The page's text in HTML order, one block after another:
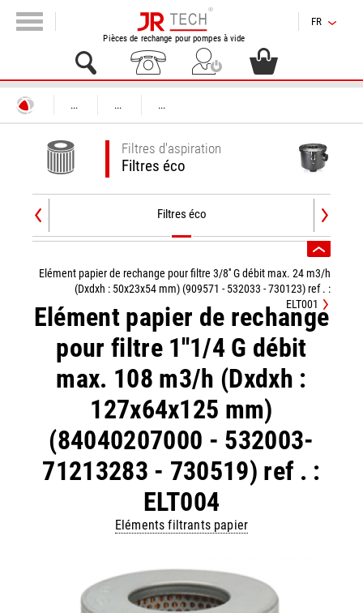
Pièces de rechange pour pompes à vide
FR
... ... ...
Filtres d'aspiration
Filtres éco
Filtres éco
Elément papier de rechange
pour filtre 1''1/4 G débit
max. 108 m3/h (Dxdxh :
127x64x125 mm)
(84040207000 - 532003-
71213283 - 730519) ref . :
ELT004
Eléments filtrants papier
Elément papier de rechange pour filtre 3/8'' G débit max. 24 m3/h
(Dxdxh : 50x23x54 mm) (909571 - 532033 - 730123) ref . :
ELT001